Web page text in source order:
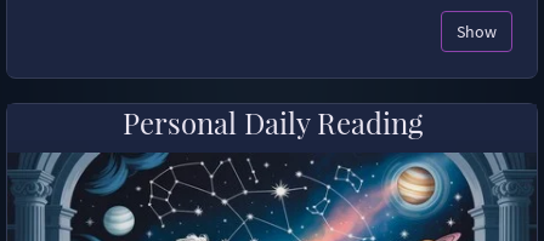
Show
Personal Daily Reading